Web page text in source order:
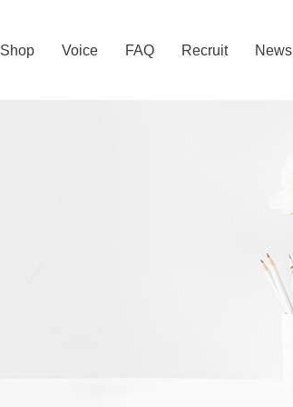
Shop Voice FAQ Recruit News